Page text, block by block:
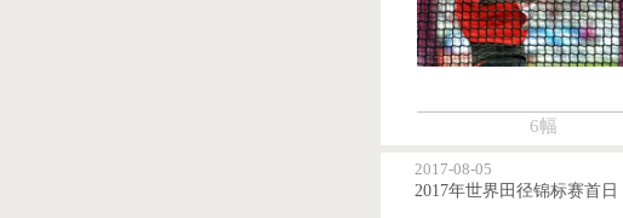
6幅
2017-08-05